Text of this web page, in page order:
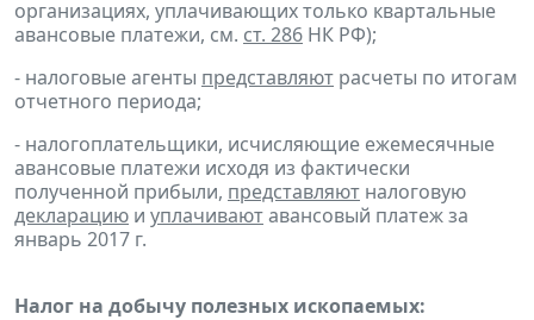
организациях, уплачивающих только квартальные
авансовые платежи, см. ст. 286 НК РФ);
- налоговые агенты представляют расчеты по итогам
отчетного периода;
- налогоплательщики, исчисляющие ежемесячные
авансовые платежи исходя из фактически
полученной прибыли, представляют налоговую
декларацию и уплачиваютавансовый платеж за
январь 2017 г.
Налог на добычу полезных ископаемых: